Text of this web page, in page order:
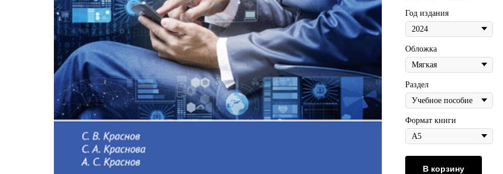
Год издания
Обложка
Раздел
Формат книги
В корзину